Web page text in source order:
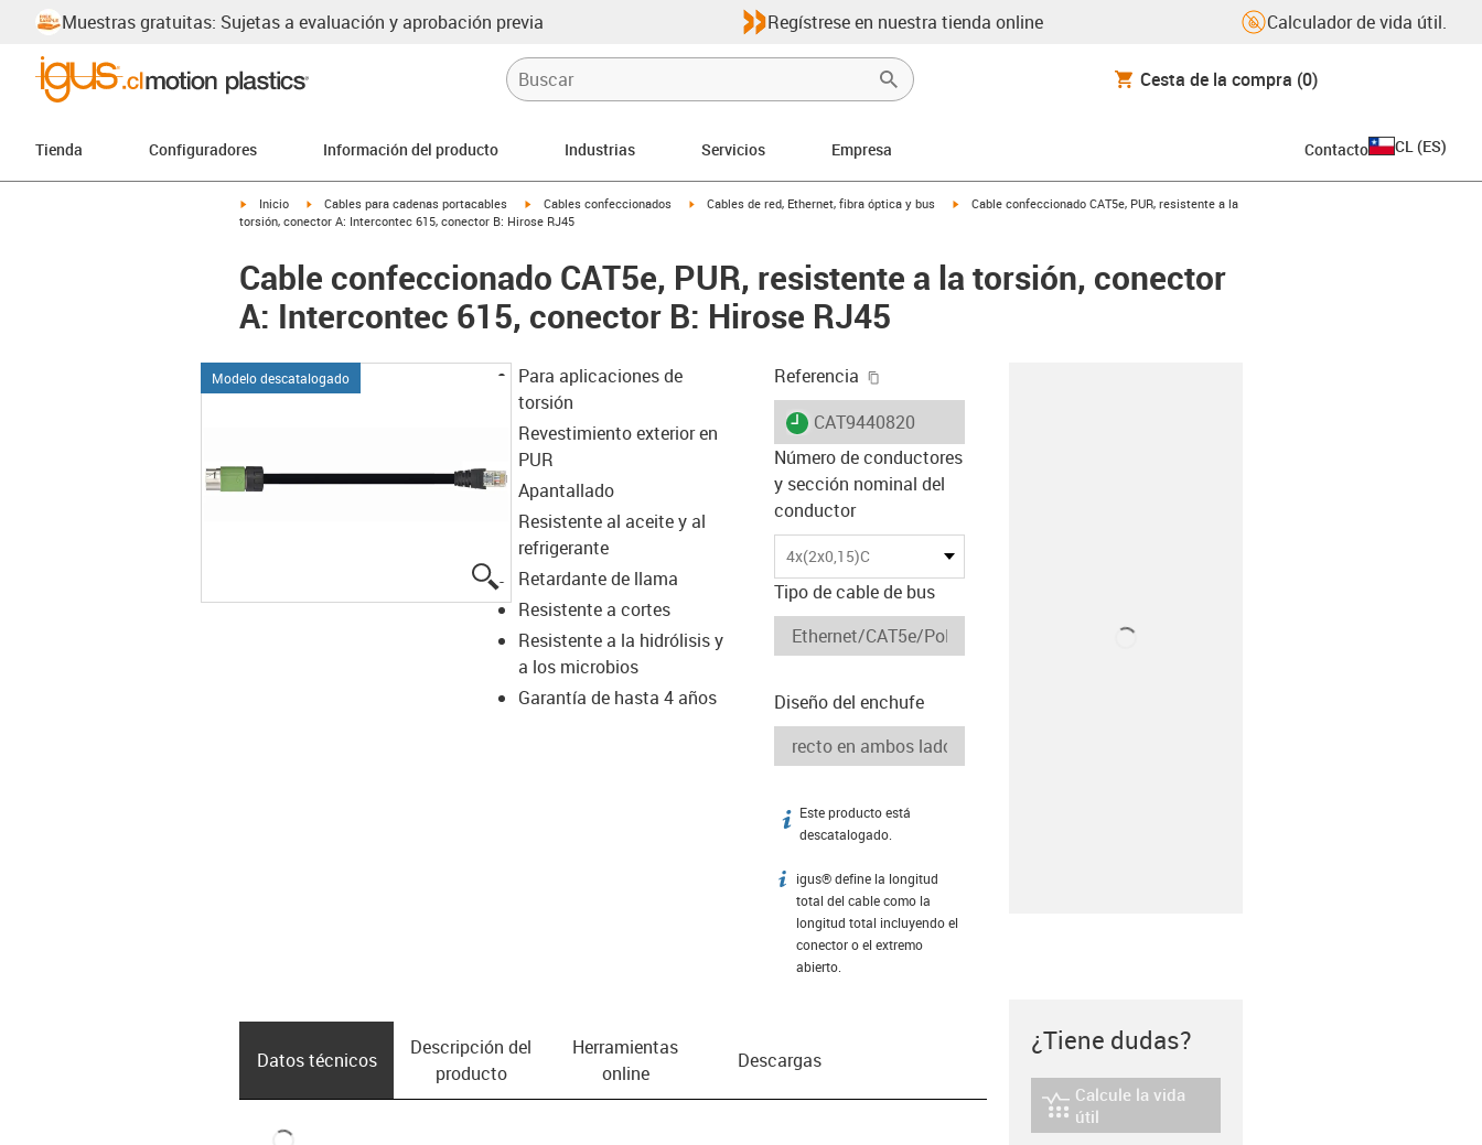
Muestras gratuitas: Sujetas a evaluación y aprobación previa Regístrese en nuestra tienda online Calculador de vida útil.
Cesta de la compra (0)
Tienda Configuradores Información del producto Industrias Servicios Empresa Contacto CL (ES)
igus-icon-arrow-right
Inicio igus-icon-arrow-right
Cables para cadenas portacables igus-icon-arrow-right
Cables confeccionados igus-icon-arrow-right
Cables de red, Ethernet, fibra óptica y bus igus-icon-arrow-right
Cable confeccionado CAT5e, PUR, resistente a la
torsión, conector A: Intercontec 615, conector B: Hirose RJ45
Cable confeccionado CAT5e, PUR, resistente a la torsión, conector
A: Intercontec 615, conector B: Hirose RJ45
Modelo descatalogado
igus-icon-lupe
Para aplicaciones de
torsión
Revestimiento exterior en
PUR
Apantallado
Resistente al aceite y al
refrigerante
Retardante de llama
Resistente a cortes
Resistente a la hidrólisis y
a los microbios
Garantía de hasta 4 años
Referencia
igus-icon-lieferzeit
CAT9440820
Número de conductores
y sección nominal del
conductor
4x(2x0,15)C
Tipo de cable de bus
Diseño del enchufe
igus-icon-info
Este producto está
descatalogado.
igus-icon-info
igus® define la longitud
total del cable como la
longitud total incluyendo el
conector o el extremo
abierto.
Datos técnicos
Descripción del
producto
Herramientas
online
Descargas
¿Tiene dudas?
igus-icon-lebensdauerrechner
Calcule la vida
útil